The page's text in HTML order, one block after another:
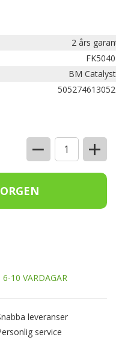
2 års
BM
− +
6-10 VARDAGAR
leveranser
service